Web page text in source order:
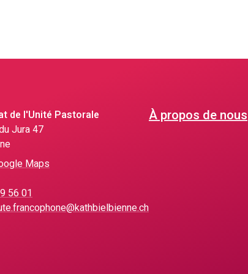
de l'Unité Pastorale
Jura 47
Maps
56 01
À propos de nous